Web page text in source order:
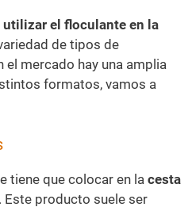
utilizar el floculante en la
de tipos de
el mercado hay una amplia
formatos, vamos a
tiene que colocar en la cesta
Este producto suele ser